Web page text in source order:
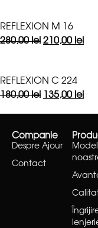
REFLEXION M 16
280,00lei 210,00 lei
REFLEXION C 224
180,00lei 135,00 lei
Companie
Despre Ajour
Contact